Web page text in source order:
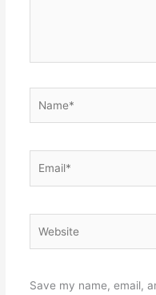
Save my name, email,